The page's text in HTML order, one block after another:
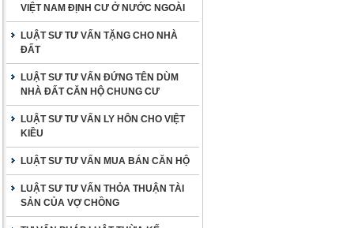
VIỆT NAM ĐỊNH CƯ Ở NƯỚC NGOÀI
LUẬT SƯ TƯ VẤN TẶNG CHO NHÀ
ĐẤT
LUẬT SƯ TƯ VẤN ĐỨNG TÊN DÙM
NHÀ ĐẤT CĂN HỘ CHUNG CƯ
LUẬT SƯ TƯ VẤN LY HÔN CHO VIỆT
KIỀU
LUẬT SƯ TƯ VẤN MUA BÁN CĂN HỘ
LUẬT SƯ TƯ VẤN THỎA THUẬN TÀI
SẢN CỦA VỢ CHỒNG